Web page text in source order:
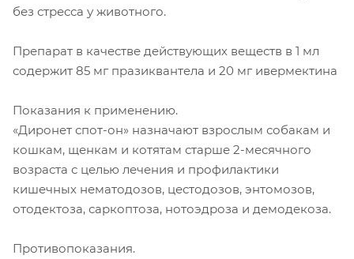
без стресса у животного.
Препарат в качестве действующих веществ в 1 мл
содержит 85 мг празиквантела и 20 мг ивермектина
Показания к применению.
«Диронет спот-он» назначают взрослым собакам и
кошкам, щенкам и котятам старше 2-месячного
возраста с целью лечения и профилактики
кишечных нематодозов, цестодозов, энтомозов,
отодектоза, саркоптоза, нотоэдроза и демодекоза.
Противопоказания.